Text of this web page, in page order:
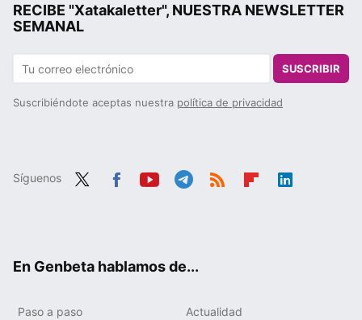
RECIBE "Xatakaletter", NUESTRA NEWSLETTER
SEMANAL
SUSCRIBIR
Suscribiéndote aceptas nuestra política de privacidad
Síguenos
En Genbeta hablamos de...
Paso a paso Actualidad